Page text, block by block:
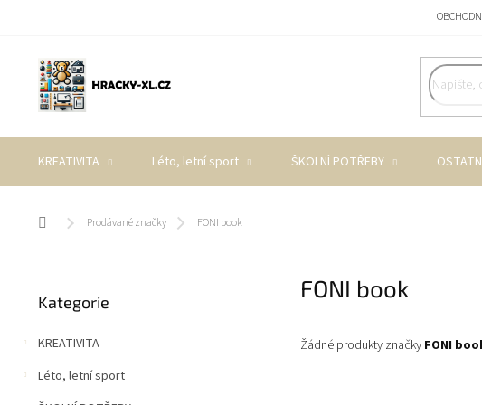
KREATIVITA Léto, letní sport ŠKOLNÍ POTŘEBY
Domů Prodávané značky FONI book
s
r
a
kategorie
Kategorie
KREATIVITA
Léto, letní sport
FONI book
Žádné produkty značky FONI